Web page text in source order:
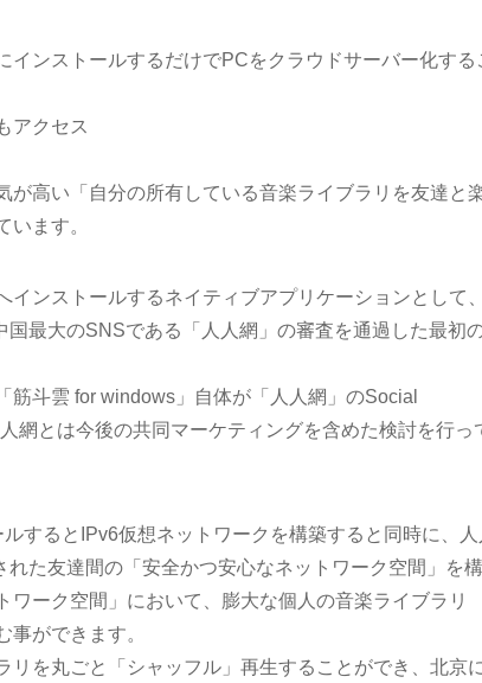
インストールするだけでPCをクラウドサーバー化する
アクセス
が高い「自分の所有している音楽ライブラリを友達と
います。
ンストールするネイティブアプリケーションとして、
最大のSNSである「人人網」の審査を通過した最初
筋斗雲 for windows」自体が「人人網」のSocial
網とは今後の共同マーケティングを含めた検討を行っ
するとIPv6仮想ネットワークを構築すると同時に、人
た友達間の「安全かつ安心なネットワーク空間」を構
ーク空間」において、膨大な個人の音楽ライブラリ
事ができます。
リを丸ごと「シャッフル」再生することができ、北京